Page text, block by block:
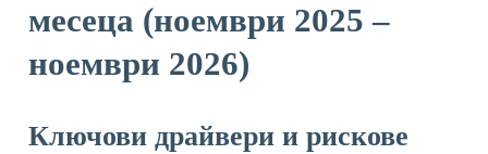
месеца (ноември 2025 –
ноември 2026)
Ключови драйвери и рискове